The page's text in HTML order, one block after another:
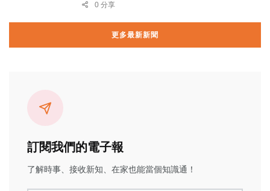
0 分享
更多最新新聞
訂閱我們的電子報
了解時事、接收新知、在家也能當個知識通！